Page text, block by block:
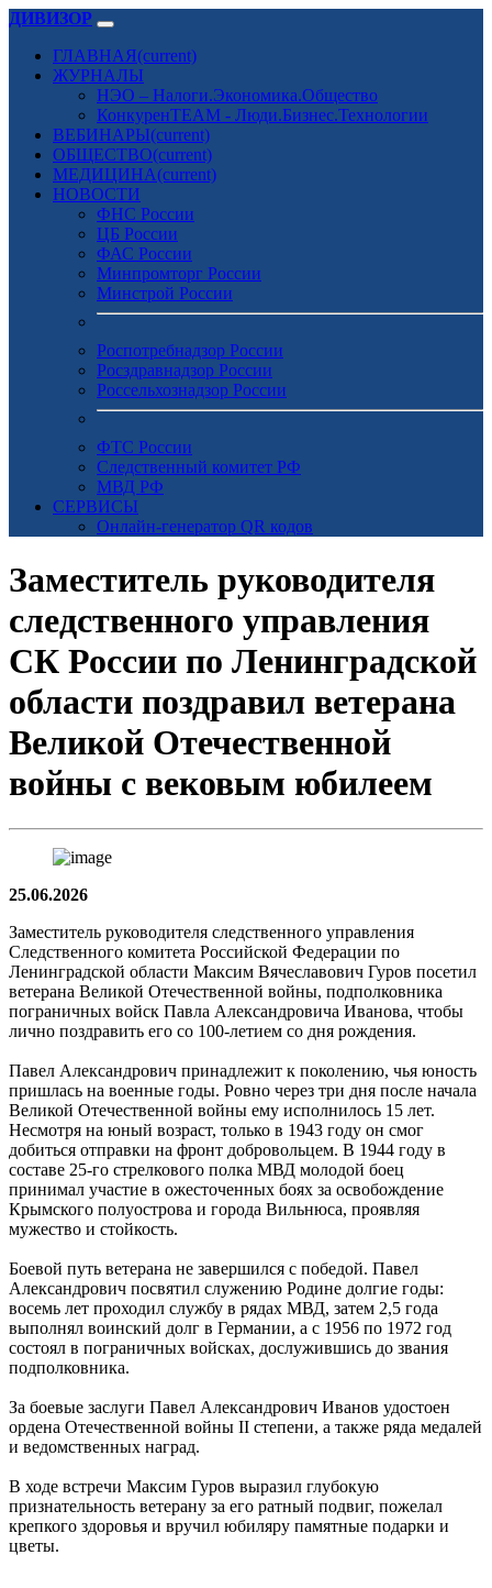
ДИВИЗОР
ГЛАВНАЯ(current)
ЖУРНАЛЫ
НЭО – Налоги.Экономика.Общество
КонкуренTEAM - Люди.Бизнес.Технологии
ВЕБИНАРЫ(current)
ОБЩЕСТВО(current)
МЕДИЦИНА(current)
НОВОСТИ
ФНС России
ЦБ России
ФАС России
Минпромторг России
Минстрой России
Роспотребнадзор России
Росздравнадзор России
Россельхознадзор России
ФТС России
Следственный комитет РФ
МВД РФ
СЕРВИСЫ
Онлайн-генератор QR кодов
Заместитель руководителя
следственного управления
СК России по Ленинградской
области поздравил ветерана
Великой Отечественной
войны с вековым юбилеем
25.06.2026
Заместитель руководителя следственного управления
Следственного комитета Российской Федерации по
Ленинградской области Максим Вячеславович Гуров посетил
ветерана Великой Отечественной войны, подполковника
пограничных войск Павла Александровича Иванова, чтобы
лично поздравить его со 100-летием со дня рождения.
Павел Александрович принадлежит к поколению, чья юность
пришлась на военные годы. Ровно через три дня после начала
Великой Отечественной войны ему исполнилось 15 лет.
Несмотря на юный возраст, только в 1943 году он смог
добиться отправки на фронт добровольцем. В 1944 году в
составе 25-го стрелкового полка МВД молодой боец
принимал участие в ожесточенных боях за освобождение
Крымского полуострова и города Вильнюса, проявляя
мужество и стойкость.
Боевой путь ветерана не завершился с победой. Павел
Александрович посвятил служению Родине долгие годы:
восемь лет проходил службу в рядах МВД, затем 2,5 года
выполнял воинский долг в Германии, а с 1956 по 1972 год
состоял в пограничных войсках, дослужившись до звания
подполковника.
За боевые заслуги Павел Александрович Иванов удостоен
ордена Отечественной войны II степени, а также ряда медалей
и ведомственных наград.
В ходе встречи Максим Гуров выразил глубокую
признательность ветерану за его ратный подвиг, пожелал
крепкого здоровья и вручил юбиляру памятные подарки и
цветы.